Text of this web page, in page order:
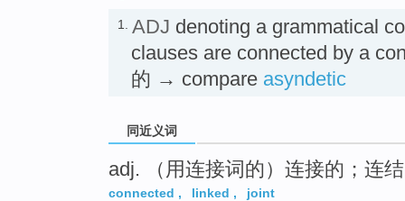
1. ADJ denoting a grammatical
clauses are connected by a
的 → compare asyndetic
同近义词
adj. （用连接词的）连接的；连
connected , linked , joint